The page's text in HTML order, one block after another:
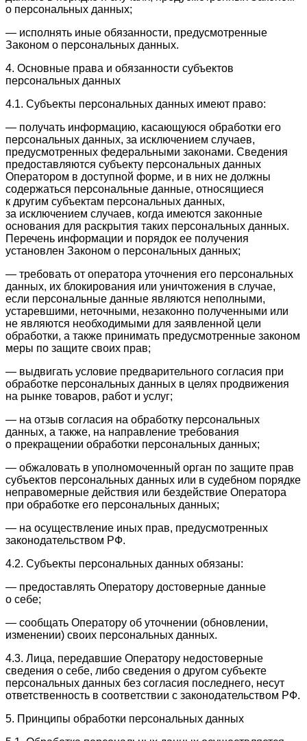
о персональных данных;
— исполнять иные обязанности, предусмотренные
Законом о персональных данных.
4. Основные права и обязанности субъектов
персональных данных
4.1. Субъекты персональных данных имеют право:
— получать информацию, касающуюся обработки его
персональных данных, за исключением случаев,
предусмотренных федеральными законами. Сведения
предоставляются субъекту персональных данных
Оператором в доступной форме, и в них не должны
содержаться персональные данные, относящиеся
к другим субъектам персональных данных,
за исключением случаев, когда имеются законные
основания для раскрытия таких персональных данных.
Перечень информации и порядок ее получения
установлен Законом о персональных данных;
— требовать от оператора уточнения его персональных
данных, их блокирования или уничтожения в случае,
если персональные данные являются неполными,
устаревшими, неточными, незаконно полученными или
не являются необходимыми для заявленной цели
обработки, а также принимать предусмотренные законом
меры по защите своих прав;
— выдвигать условие предварительного согласия при
обработке персональных данных в целях продвижения
на рынке товаров, работ и услуг;
— на отзыв согласия на обработку персональных
данных, а также, на направление требования
о прекращении обработки персональных данных;
— обжаловать в уполномоченный орган по защите прав
субъектов персональных данных или в судебном порядке
неправомерные действия или бездействие Оператора
при обработке его персональных данных;
— на осуществление иных прав, предусмотренных
законодательством РФ.
4.2. Субъекты персональных данных обязаны:
— предоставлять Оператору достоверные данные
о себе;
— сообщать Оператору об уточнении (обновлении,
изменении) своих персональных данных.
4.3. Лица, передавшие Оператору недостоверные
сведения о себе, либо сведения о другом субъекте
персональных данных без согласия последнего, несут
ответственность в соответствии с законодательством РФ.
5. Принципы обработки персональных данных